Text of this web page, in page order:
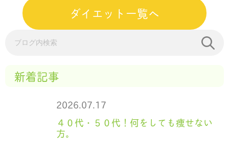
新着記事
2026.07.17
４０代・５０代！何をしても痩せない
方。
ダイエット一覧へ